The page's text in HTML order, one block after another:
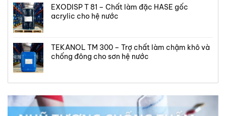
EXODISP T 81 – Chất làm đặc HASE gốc
acrylic cho hệ nước
TEKANOL TM 300 – Trợ chất làm chậm khô và
chống đông cho sơn hệ nước